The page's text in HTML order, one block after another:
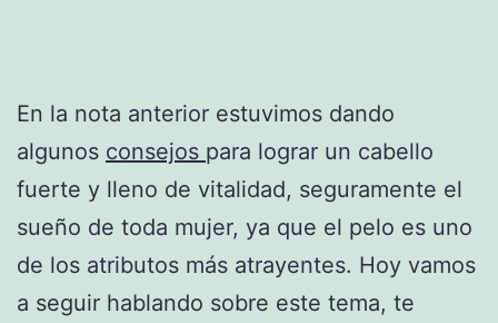
En la nota anterior estuvimos dando
algunos consejos para lograr un cabello
fuerte y lleno de vitalidad, seguramente el
sueño de toda mujer, ya que el pelo es uno
de los atributos más atrayentes. Hoy vamos
a seguir hablando sobre este tema, te